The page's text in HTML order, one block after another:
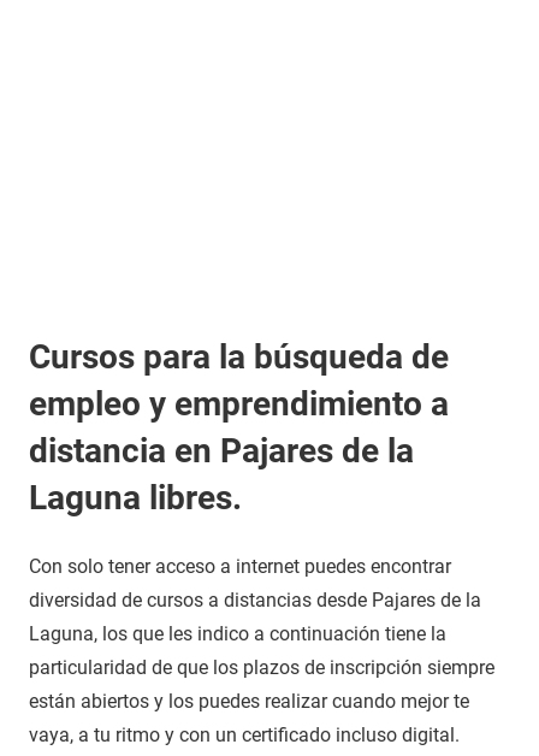
Cursos para la búsqueda de
empleo y emprendimiento a
distancia en Pajares de la
Laguna libres.
Con solo tener acceso a internet puedes encontrar
diversidad de cursos a distancias desde Pajares de la
Laguna, los que les indico a continuación tiene la
particularidad de que los plazos de inscripción siempre
están abiertos y los puedes realizar cuando mejor te
vaya, a tu ritmo y con un certificado incluso digital.